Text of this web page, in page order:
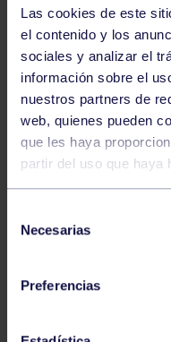
Las cookies de este
el contenido y los
sociales y analizar el
información sobre el
nuestros partners de
web, quienes pueden
que les haya
partir del uso que haya
Necesarias
Preferencias
Bolos 03 Ago
AVANZA